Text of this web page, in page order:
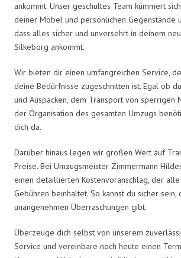
ankommt. Unser geschultes Team kümmert
deiner Möbel und persönlichen Gegenstände
dass alles sicher und unversehrt in deinem
Silkeborg ankommt.
Wir bieten dir einen umfangreichen Service,
deine Bedürfnisse zugeschnitten ist. Egal ob
und Auspacken, dem Transport von sperrigen
der Organisation des gesamten Umzugs
dich da.
Darüber hinaus legen wir großen Wert auf
Preise. Bei Umzugsmeister Zimmermann
einen detaillierten Kostenvoranschlag, der alle
Gebühren beinhaltet. So kannst du sicher sein,
unangenehmen Überraschungen gibt.
Überzeuge dich selbst von unserem
Service und vereinbare noch heute einen